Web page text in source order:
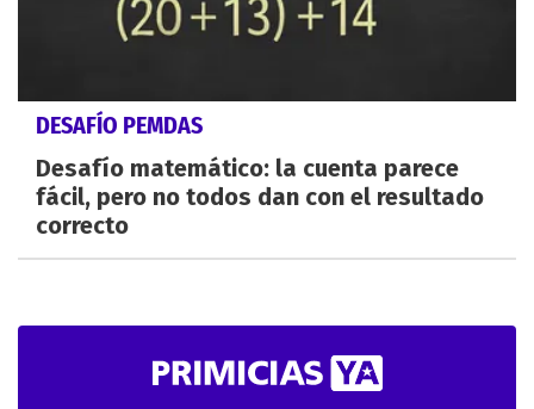
DESAFÍO PEMDAS
Desafío matemático: la cuenta parece
fácil, pero no todos dan con el resultado
correcto